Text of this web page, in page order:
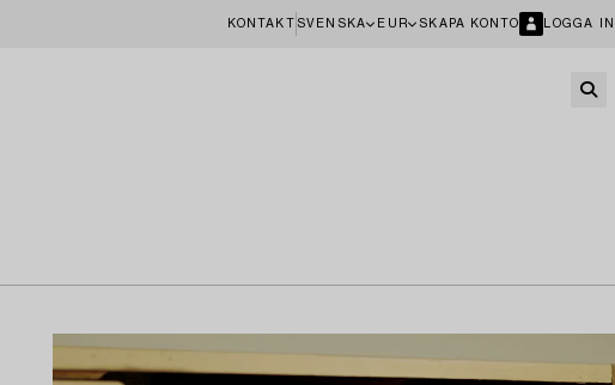
KONTAKT SVENSKA EUR SKAPA KONTO LOGGA IN